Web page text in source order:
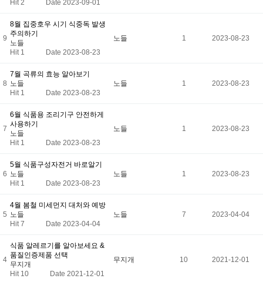
Hit 2
Date 2023-09-01
9
8월 집중호우 시기 식중독 발생
주의하기
노들
Hit 1
Date 2023-08-23
노들 1 2023-08-23
8
7월 곡류의 효능 알아보기
노들
Hit 1
Date 2023-08-23
노들 1 2023-08-23
7
6월 식품용 조리기구 안전하게
사용하기
노들
Hit 1
Date 2023-08-23
노들 1 2023-08-23
6
5월 식품구성자전거 바로알기
노들
Hit 1
Date 2023-08-23
노들 1 2023-08-23
5
4월 봄철 미세먼지 대처와 예방
노들
Hit 7
Date 2023-04-04
노들 7 2023-04-04
4
식품 알레르기를 알아보세요 &
품질인증제품 선택
무지개
Hit 10
Date 2021-12-01
무지개 10 2021-12-01